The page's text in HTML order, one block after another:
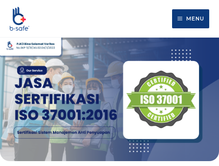
Lewati
konten
MENU